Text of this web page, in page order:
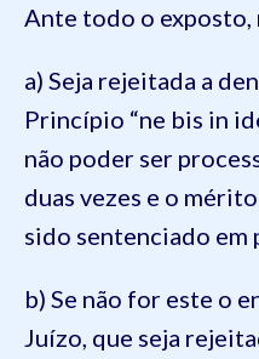
Ante todo o exposto,
a) Seja rejeitada a
Princípio “ne bis in
não poder ser
duas vezes e o
sido sentenciado em
b) Se não for este o
Juízo, que seja